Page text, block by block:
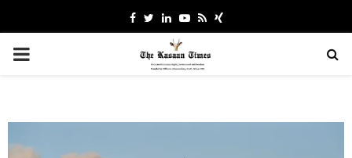
Facebook
TwitterLinkedinYoutube
RssXing
PRIMARY